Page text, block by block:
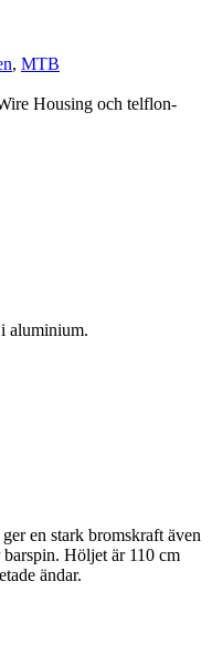
, MTB
Housing och telflon-
aluminium.
en stark bromskraft även
Höljet är 110 cm
ändar.